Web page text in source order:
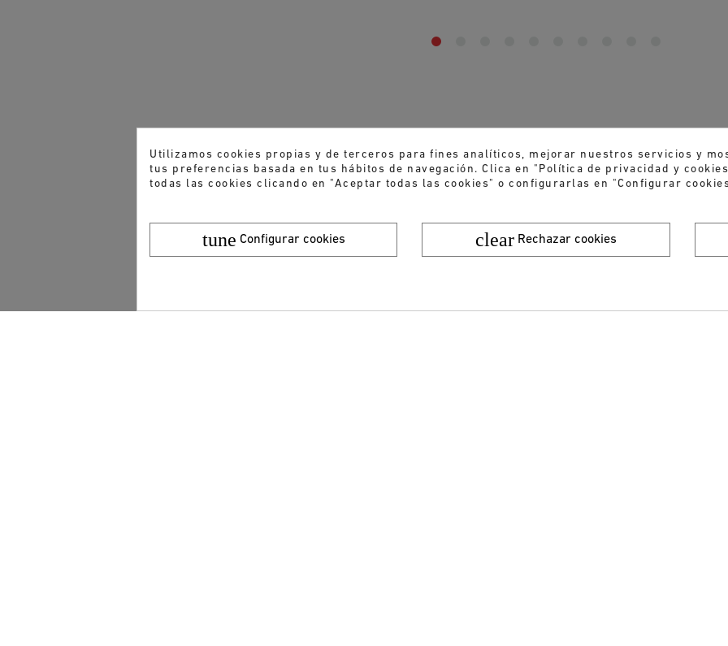
Utilizamos cookies propias y de terceros para fines analíticos, mejorar nuestros servicios y
tus preferencias basada en tus hábitos de navegación. Clica en "Política de privacidad y
todas las cookies clicando en "Aceptar todas las cookies" o configurarlas en "Configurar
clear Rechazar cookies
tune Configurar cookies